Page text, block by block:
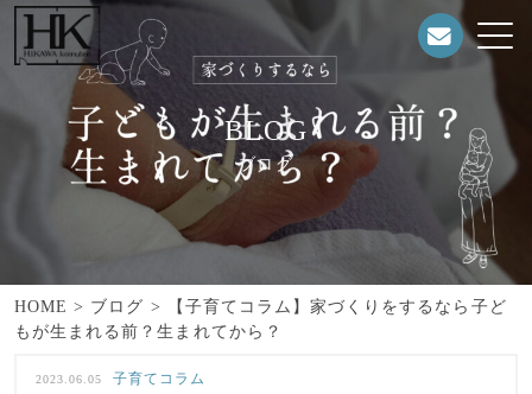
BLOG
ブログ
HOME > ブログ >
【子育てコラム】家づくりをするなら子ど
もが生まれる前？生まれてから？
2023.06.05 子育てコラム